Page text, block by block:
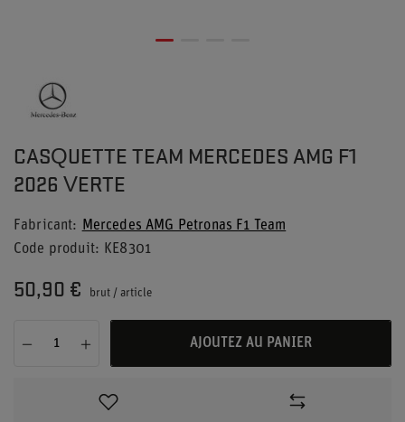
CASQUETTE TEAM MERCEDES AMG F1
2026 VERTE
Fabricant
Mercedes AMG Petronas F1 Team
Code produit
KE8301
50,90 € brut / article
AJOUTEZ AU PANIER